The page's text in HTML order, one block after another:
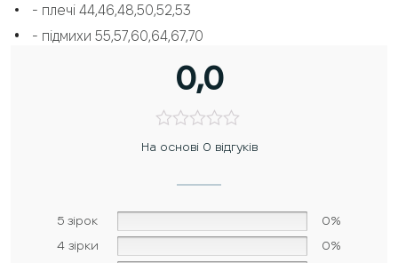
- плечі 44,46,48,50,52,53
- підмихи 55,57,60,64,67,70
0,0
На основі 0 відгуків
5 зірок 0%
4 зірки 0%